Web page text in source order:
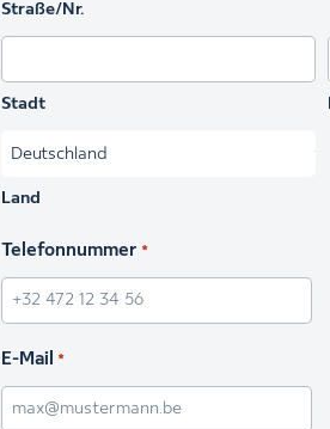
Straße/Nr.
Stadt
Land
Telefonnummer *
E-Mail *